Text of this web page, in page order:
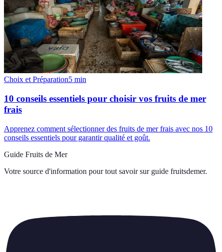
Choix et Préparation5 min
10 conseils essentiels pour choisir vos fruits de mer
frais
Apprenez comment sélectionner des fruits de mer frais avec nos 10
conseils essentiels pour garantir qualité et goût.
Guide Fruits de Mer
Votre source d'information pour tout savoir sur guide fruitsdemer.